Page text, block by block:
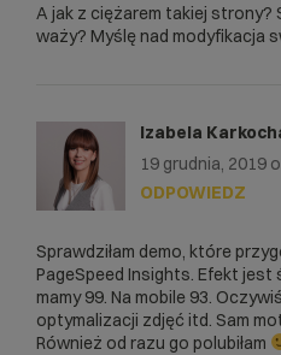
A jak z ciężarem takiej
waży? Myślę nad modyfikacja
Izabela
19 grudnia, 2019
Sprawdziłam demo, które
PageSpeed Insights. Efekt jest
mamy 99. Na mobile 93.
optymalizacji zdjęć itd. Sam
Również od razu go polubiłam
ODPOWIEDZ